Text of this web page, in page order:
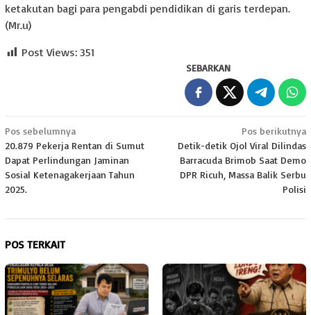
ketakutan bagi para pengabdi pendidikan di garis terdepan.
(Mr.u)
Post Views: 351
SEBARKAN
Navigasi
pos
Pos sebelumnya
20.879 Pekerja Rentan di Sumut
Dapat Perlindungan Jaminan
Sosial Ketenagakerjaan Tahun
2025.
Pos berikutnya
Detik-detik Ojol Viral Dilindas
Barracuda Brimob Saat Demo
DPR Ricuh, Massa Balik Serbu
Polisi
POS TERKAIT